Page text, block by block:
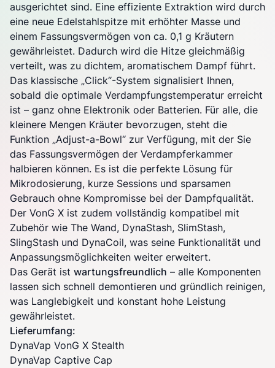
ausgerichtet sind. Eine effiziente Extraktion wird durch
eine neue Edelstahlspitze mit erhöhter Masse und
einem Fassungsvermögen von ca. 0,1 g Kräutern
gewährleistet. Dadurch wird die Hitze gleichmäßig
verteilt, was zu dichtem, aromatischem Dampf führt.
Das klassische „Click“-System signalisiert Ihnen,
sobald die optimale Verdampfungstemperatur erreicht
ist – ganz ohne Elektronik oder Batterien. Für alle, die
kleinere Mengen Kräuter bevorzugen, steht die
Funktion „Adjust-a-Bowl“ zur Verfügung, mit der Sie
das Fassungsvermögen der Verdampferkammer
halbieren können. Es ist die perfekte Lösung für
Mikrodosierung, kurze Sessions und sparsamen
Gebrauch ohne Kompromisse bei der Dampfqualität.
Der VonG X ist zudem vollständig kompatibel mit
Zubehör wie The Wand, DynaStash, SlimStash,
SlingStash und DynaCoil, was seine Funktionalität und
Anpassungsmöglichkeiten weiter erweitert.
Das Gerät ist wartungsfreundlich – alle Komponenten
lassen sich schnell demontieren und gründlich reinigen,
was Langlebigkeit und konstant hohe Leistung
gewährleistet.
Lieferumfang:
DynaVap VonG X Stealth
DynaVap Captive Cap